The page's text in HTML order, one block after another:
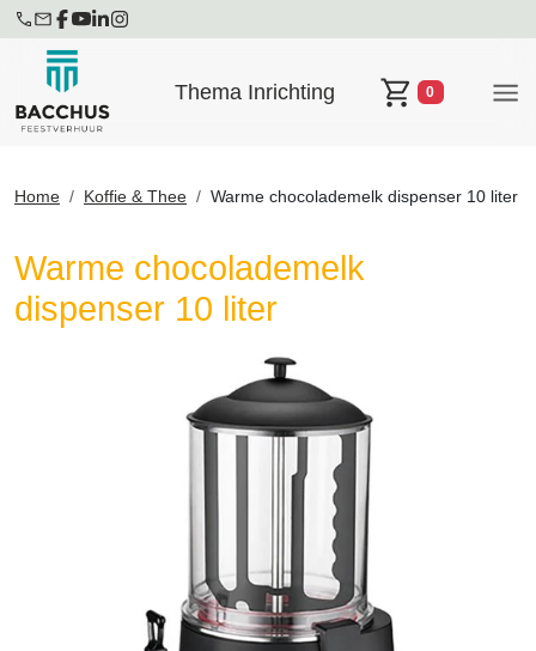
Thema Inrichting
Winkelwagen
0
Home Koffie & Thee Warme chocolademelk dispenser 10 liter
Warme chocolademelk
dispenser 10 liter